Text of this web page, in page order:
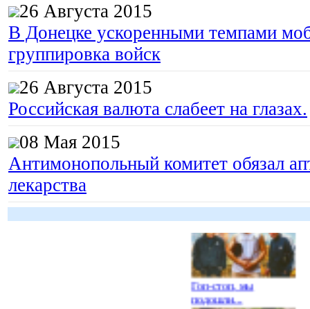
26 Августа 2015
В Донецке ускоренными темпами
группировка войск
26 Августа 2015
Российская валюта слабеет на глазах.
08 Мая 2015
Антимонопольный комитет обязал
лекарства
Гоп-стоп, мы
подошли...